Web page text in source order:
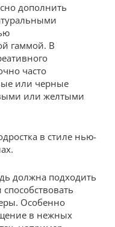
дополнить
гаммой. В
часто
или черные
или желтыми
в стиле нью-
должна подходить
Особенно
в нежных